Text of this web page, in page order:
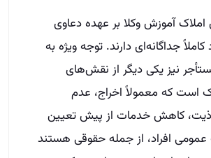
املاک آموزش وکلا بر عهده دعاوی
جداگانه‌ای دارند. توجه ویژه به
نیز یکی دیگر از نقش‌های
است که معمولاً اخراج، عدم
اذیت، کاهش خدمات از پیش تعیین
افراد، از جمله حقوقی هستند